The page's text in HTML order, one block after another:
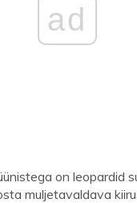
ad
on leopardid
muljetavaldava